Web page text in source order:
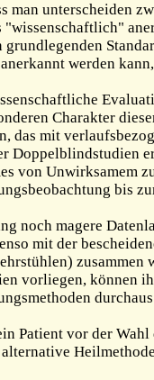
man unterscheiden
"wissenschaftlich"
grundlegenden
werden
Charakter
das mit
Doppelblindstudien
von Unwirksamem
bis
noch magere
mit der
zusammen
vorliegen, können
Patient vor der
alternative